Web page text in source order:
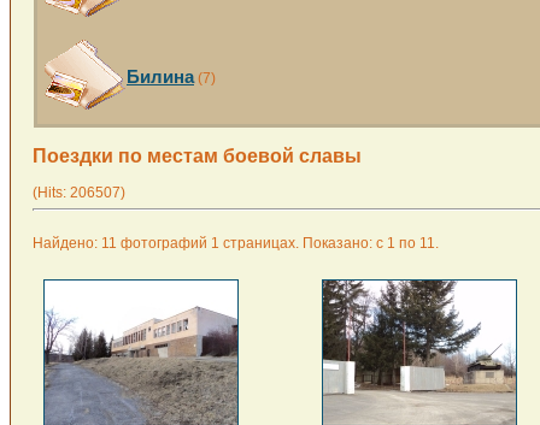
Билина(7)
Поездки по местам боевой славы
(Hits: 206507)
Найдено: 11 фотографий 1 страницах. Показано: с 1 по 11.